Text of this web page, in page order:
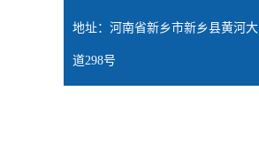
地址：河南省新乡市新乡县黄河大
道298号